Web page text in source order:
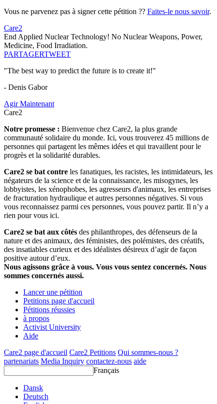
Vous ne parvenez pas à signer cette pétition ?? Faites-le nous savoir.
Care2
End Applied Nuclear Technology! No Nuclear Weapons, Power,
Medicine, Food Irradiation.
PARTAGERTWEET
"The best way to predict the future is to create it!"
- Denis Gabor
Agir Maintenant
Care2
Notre promesse : Bienvenue chez Care2, la plus grande
communauté solidaire du monde. Ici, vous trouverez 45 millions de
personnes qui partagent les mêmes idées et qui travaillent pour le
progrès et la solidarité durables.
Care2 se bat contre les fanatiques, les racistes, les intimidateurs, les
négateurs de la science et de la connaissance, les misogynes, les
lobbyistes, les xénophobes, les agresseurs d'animaux, les entreprises
de fracturation hydraulique et autres personnes négatives. Si vous
vous reconnaissez parmi ces personnes, vous pouvez partir. Il n’y a
rien pour vous ici.
Care2 se bat aux côtés des philanthropes, des défenseurs de la
nature et des animaux, des féministes, des polémistes, des créatifs,
des insatiables curieux et des idéalistes désireux d’agir de façon
positive autour d’eux.
Nous agissons grâce à vous. Vous vous sentez concernés. Nous
sommes concernés aussi.
Lancer une pétition
Petitions page d'accueil
Pétitions réussies
à propos
Activist University
Aide
Care2 page d'accueil Care2 Petitions Qui sommes-nous ?
partenariats Media Inquiry contactez-nous aide
Français
Dansk
Deutsch